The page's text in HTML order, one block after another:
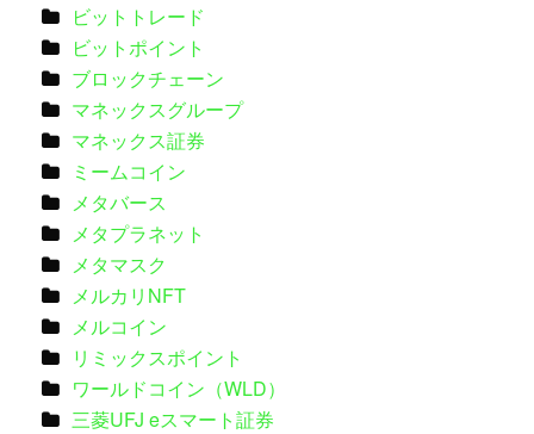
ビットトレード
ビットポイント
ブロックチェーン
マネックスグループ
マネックス証券
ミームコイン
メタバース
メタプラネット
メタマスク
メルカリNFT
メルコイン
リミックスポイント
ワールドコイン（WLD）
三菱UFJ eスマート証券